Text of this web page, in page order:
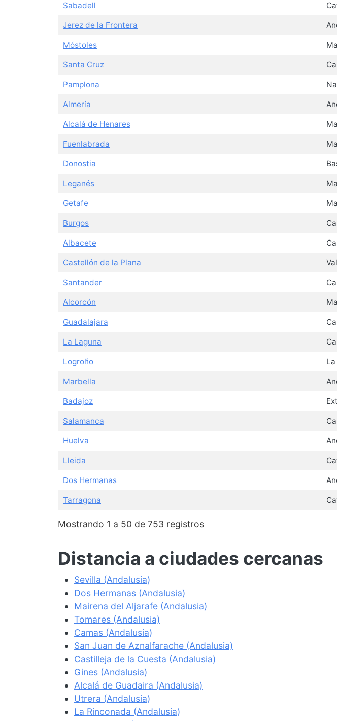
Sabadell
Jerez de la Frontera
Móstoles
Santa Cruz
Pamplona
Almería
Alcalá de Henares
Fuenlabrada
Donostia
Leganés
Getafe
Burgos
Albacete
Castellón de la Plana
Santander
Alcorcón
Guadalajara
La Laguna
Logroño
Marbella
Badajoz
Salamanca
Huelva
Lleida
Dos Hermanas
Tarragona
Mostrando 1 a 50 de 753 registros
Distancia a ciudades cercanas
Sevilla (Andalusia)
Dos Hermanas (Andalusia)
Mairena del Aljarafe (Andalusia)
Tomares (Andalusia)
Camas (Andalusia)
San Juan de Aznalfarache (Andalusia)
Castilleja de la Cuesta (Andalusia)
Gines (Andalusia)
Alcalá de Guadaira (Andalusia)
Utrera (Andalusia)
La Rinconada (Andalusia)